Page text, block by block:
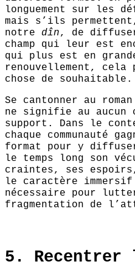
longuement sur les
mais s’ils
notre dîn, de
champ qui leur est
qui plus est en
renouvellement,
chose de souhaitable.
Se cantonner au
ne signifie au aucun
support. Dans le
chaque communauté
format pour y
le temps long son
craintes, ses
le caractère
nécessaire pour
fragmentation de
5. Recentrer